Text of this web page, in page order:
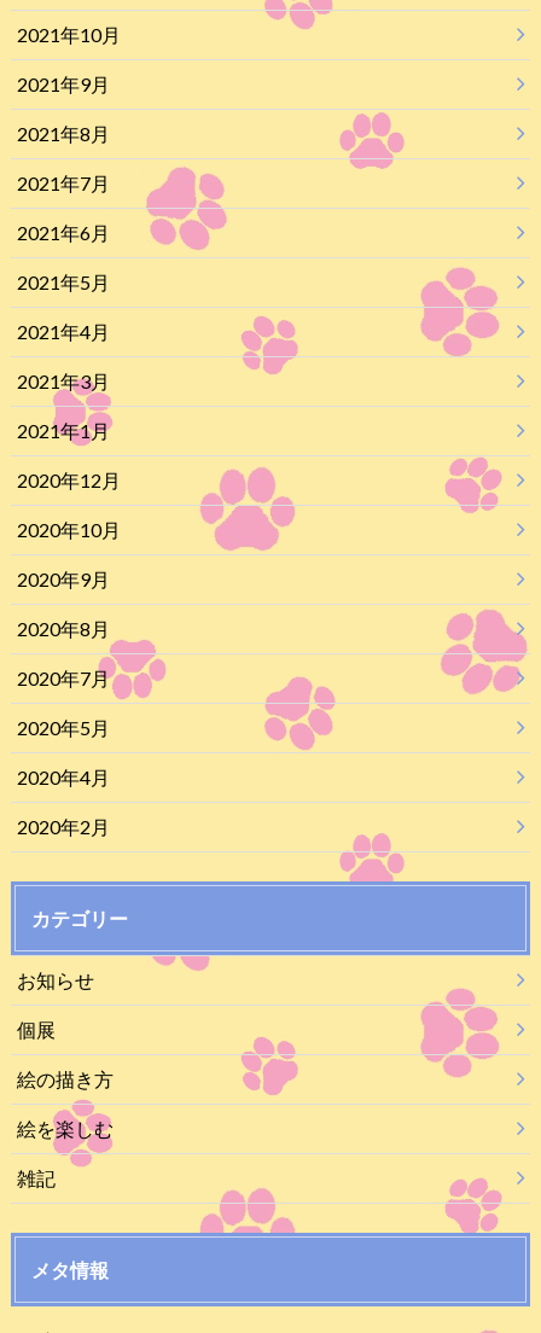
2021年10月
2021年9月
2021年8月
2021年7月
2021年6月
2021年5月
2021年4月
2021年3月
2021年1月
2020年12月
2020年10月
2020年9月
2020年8月
2020年7月
2020年5月
2020年4月
2020年2月
カテゴリー
お知らせ
個展
絵の描き方
絵を楽しむ
雑記
メタ情報